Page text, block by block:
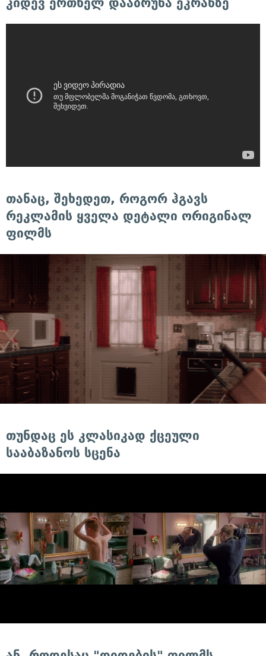
კიდევ ერთხელ დააბრუნა ეკრანზე
თანაც, შეხედეთ, როგორ ჰგავს
რეკლამის ყველა დეტალი ორიგინალ
ფილმს
თუნდაც ეს კლასიკად ქცეული
სააბაზანოს სცენა